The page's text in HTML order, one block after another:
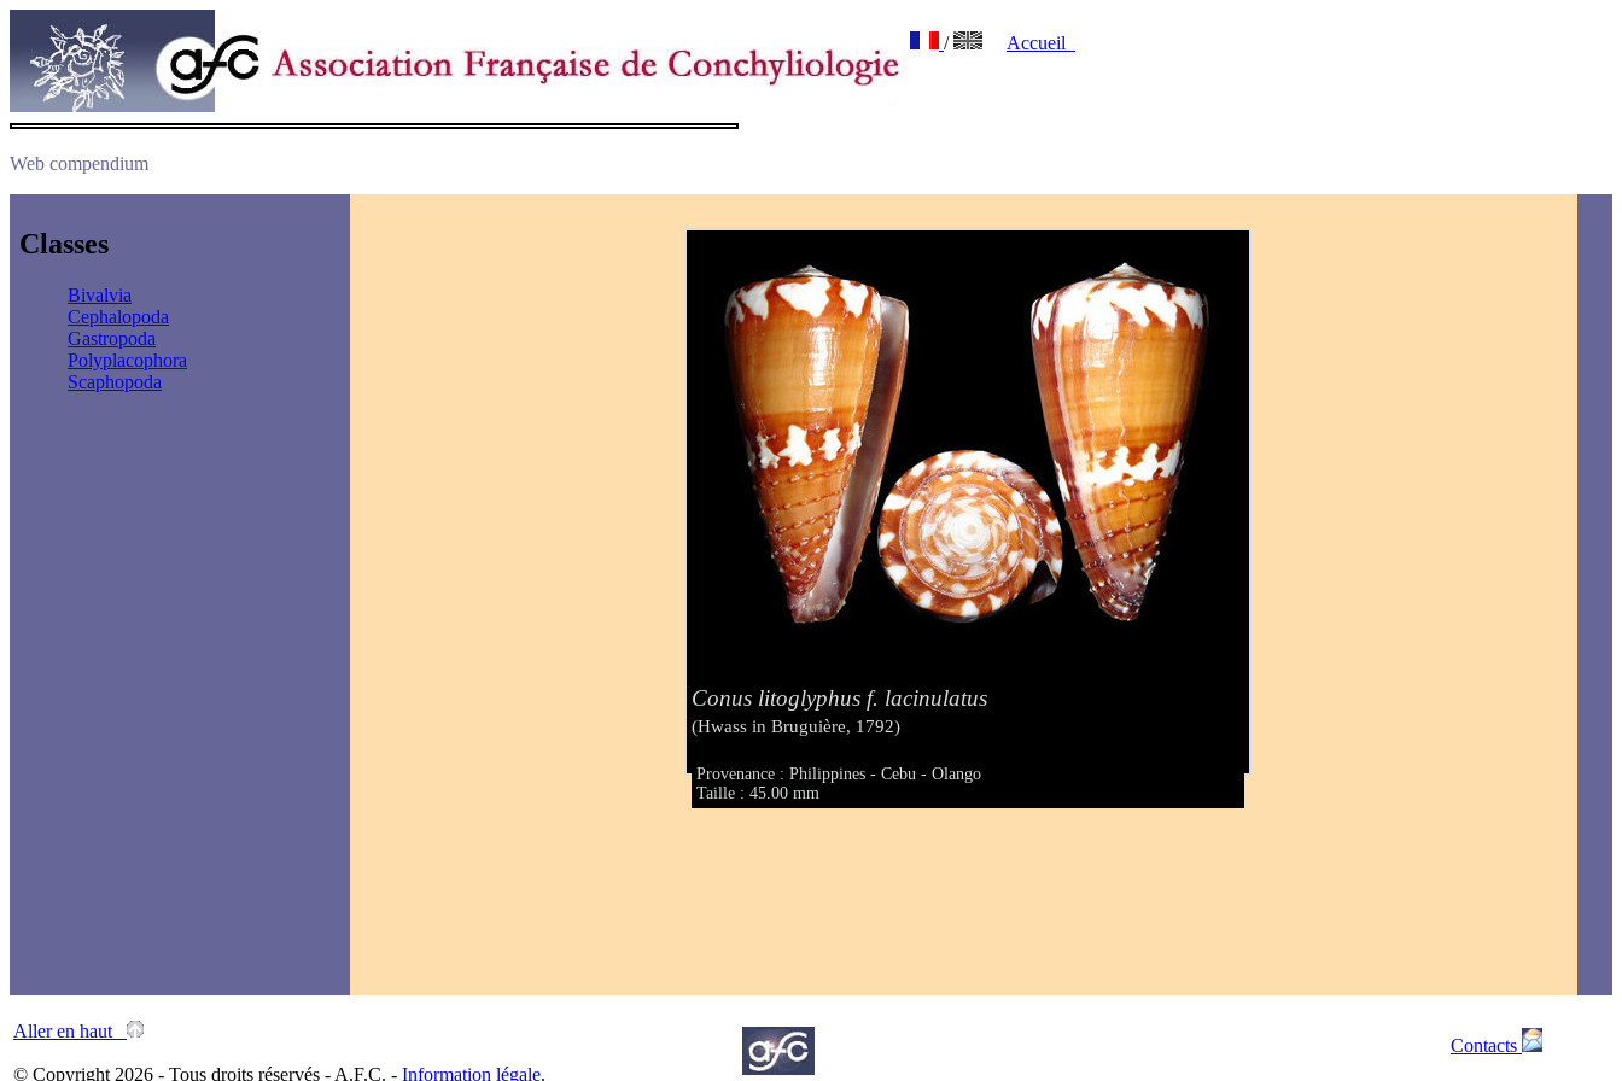
/ Accueil
Web compendium
Classes
Bivalvia
Cephalopoda
Gastropoda
Polyplacophora
Scaphopoda
Conus litoglyphus f. lacinulatus
(Hwass in Bruguière, 1792)
Provenance : Philippines - Cebu - Olango
Taille : 45.00 mm
Aller en haut
© Copyright 2026 - Tous droits réservés - A.F.C. - Information légale.
Contacts